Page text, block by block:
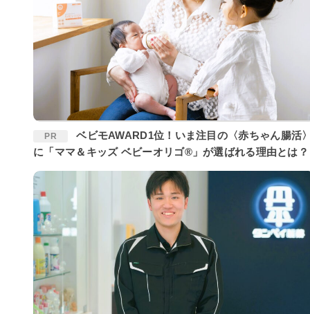
PR
ベビモAWARD1位！いま注目の〈赤ちゃん腸活〉
に「ママ＆キッズ ベビーオリゴ®」が選ばれる理由とは？